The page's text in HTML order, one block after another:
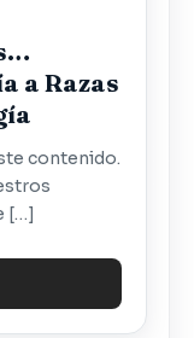
a Razas
contenido.
[…]